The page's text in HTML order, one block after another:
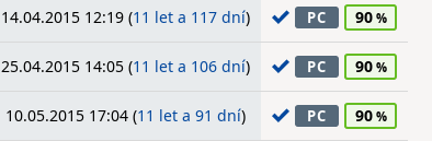
14.04.2015 12:19 (11 let a 117 dní) PC 90
25.04.2015 14:05 (11 let a 106 dní) PC 90
10.05.2015 17:04 (11 let a 91 dní) PC 90